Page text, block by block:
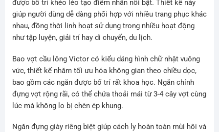
được bố trí khéo léo tạo điểm nhấn nổi bật. Thiết kế này
giúp người dùng dễ dàng phối hợp với nhiều trang phục khác
nhau, đồng thời linh hoạt sử dụng trong nhiều hoạt động
như tập luyện, giải trí hay di chuyển, du lịch.
Bao vợt cầu lông Victor có kiểu dáng hình chữ nhật vuông
vức, thiết kế nhằm tối ưu hóa không gian theo chiều dọc,
bao gồm các ngăn được bố trí rất khoa học. Ngăn chính
đựng vợt rộng rãi, có thể chứa thoải mái từ 3-4 cây vợt cùng
lúc mà không lo bị chèn ép khung.
Ngăn đựng giày riêng biệt giúp cách ly hoàn toàn mùi hôi và